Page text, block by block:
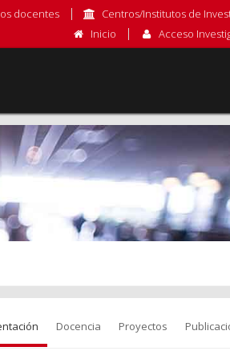
docentes
Centros/Institutos de
Inicio
Acceso
Docencia Proyectos